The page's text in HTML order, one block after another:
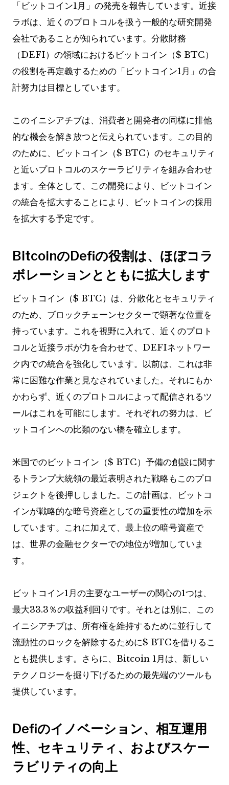
「ビットコイン1月」の発売を報告しています。近接
ラボは、近くのプロトコルを扱う一般的な研究開発
会社であることが知られています。分散財務
（DEFI）の領域におけるビットコイン（$ BTC）
の役割を再定義するための「ビットコイン1月」の合
計努力は目標としています。
このイニシアチブは、消費者と開発者の同様に排他
的な機会を解き放つと伝えられています。この目的
のために、ビットコイン（$ BTC）のセキュリティ
と近いプロトコルのスケーラビリティを組み合わせ
ます。全体として、この開発により、ビットコイン
の統合を拡大することにより、ビットコインの採用
を拡大する予定です。
BitcoinのDefiの役割は、ほぼコラ
ボレーションとともに拡大します
ビットコイン（$ BTC）は、分散化とセキュリティ
のため、ブロックチェーンセクターで顕著な位置を
持っています。これを視野に入れて、近くのプロト
コルと近接ラボが力を合わせて、DEFIネットワー
ク内での統合を強化しています。以前は、これは非
常に困難な作業と見なされていました。それにもか
かわらず、近くのプロトコルによって配信されるツ
ールはこれを可能にします。それぞれの努力は、ビ
ットコインへの比類のない橋を確立します。
米国でのビットコイン（$ BTC）予備の創設に関す
るトランプ大統領の最近表明された戦略もこのプロ
ジェクトを後押ししました。この計画は、ビットコ
インが戦略的な暗号資産としての重要性の増加を示
しています。これに加えて、最上位の暗号資産で
は、世界の金融セクターでの地位が増加していま
す。
ビットコイン1月の主要なユーザーの関心の1つは、
最大33.3％の収益利回りです。それとは別に、この
イニシアチブは、所有権を維持するために並行して
流動性のロックを解除するために$ BTCを借りるこ
とも提供します。さらに、Bitcoin 1月は、新しい
テクノロジーを掘り下げるための最先端のツールも
提供しています。
Defiのイノベーション、相互運用
性、セキュリティ、およびスケー
ラビリティの向上